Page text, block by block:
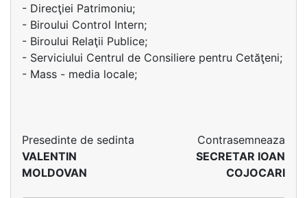
- Direcţiei Patrimoniu;
- Biroului Control Intern;
- Biroului Relaţii Publice;
- Serviciului Centrul de Consiliere pentru Cetăţeni;
- Mass - media locale;
Presedinte de sedinta
VALENTIN
MOLDOVAN
Contrasemneaza
SECRETAR IOAN
COJOCARI